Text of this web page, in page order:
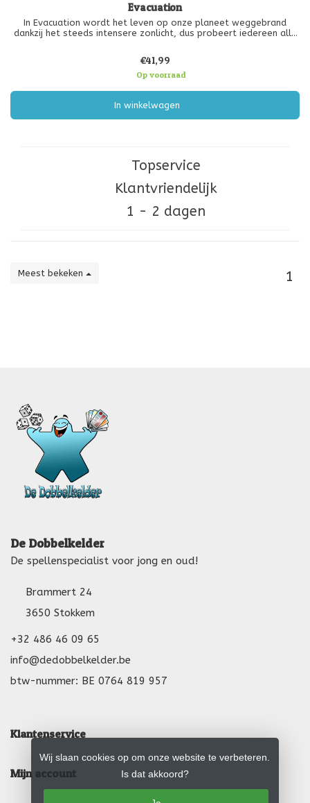
Evacuation
In Evacuation wordt het leven op onze planeet weggebrand
dankzij het steeds intensere zonlicht, dus probeert iedereen alle
waarin o
€41,99
Op voorraad
In winkelwagen
Topservice
Klantvriendelijk
1 - 2 dagen
Meest bekeken 1
De Dobbelkelder
De spellenspecialist voor jong en oud!
Brammert 24
3650 Stokkem
+32 486 46 09 65
info@dedobbelkelder.be
btw-nummer: BE 0764 819 957
Klantenservice
Mijn account
Wij slaan cookies op om onze website te verbeteren.
Is dat akkoord?